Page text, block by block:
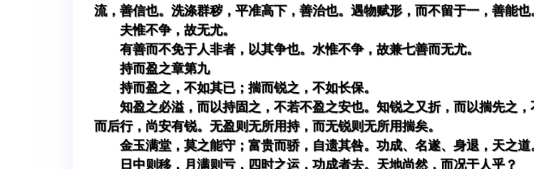
流，善信也。洗涤群秽，平准高下，善治也。遇物赋形，而不留于一，善能也
夫惟不争，故无尤。
有善而不免于人非者，以其争也。水惟不争，故兼七善而无尤。
持而盈之章第九
持而盈之，不如其已；揣而锐之，不如长保。
知盈之必溢，而以持固之，不若不盈之安也。知锐之又折，而以揣先之
而后行，尚安有锐。无盈则无所用持，而无锐则无所用揣矣。
金玉满堂，莫之能守；富贵而骄，自遗其咎。功成、名遂、身退，天之道
日中则移，月满则亏，四时之运，功成者去。天地尚然，而况于人乎？